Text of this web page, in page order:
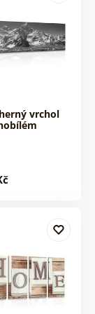
vrchol